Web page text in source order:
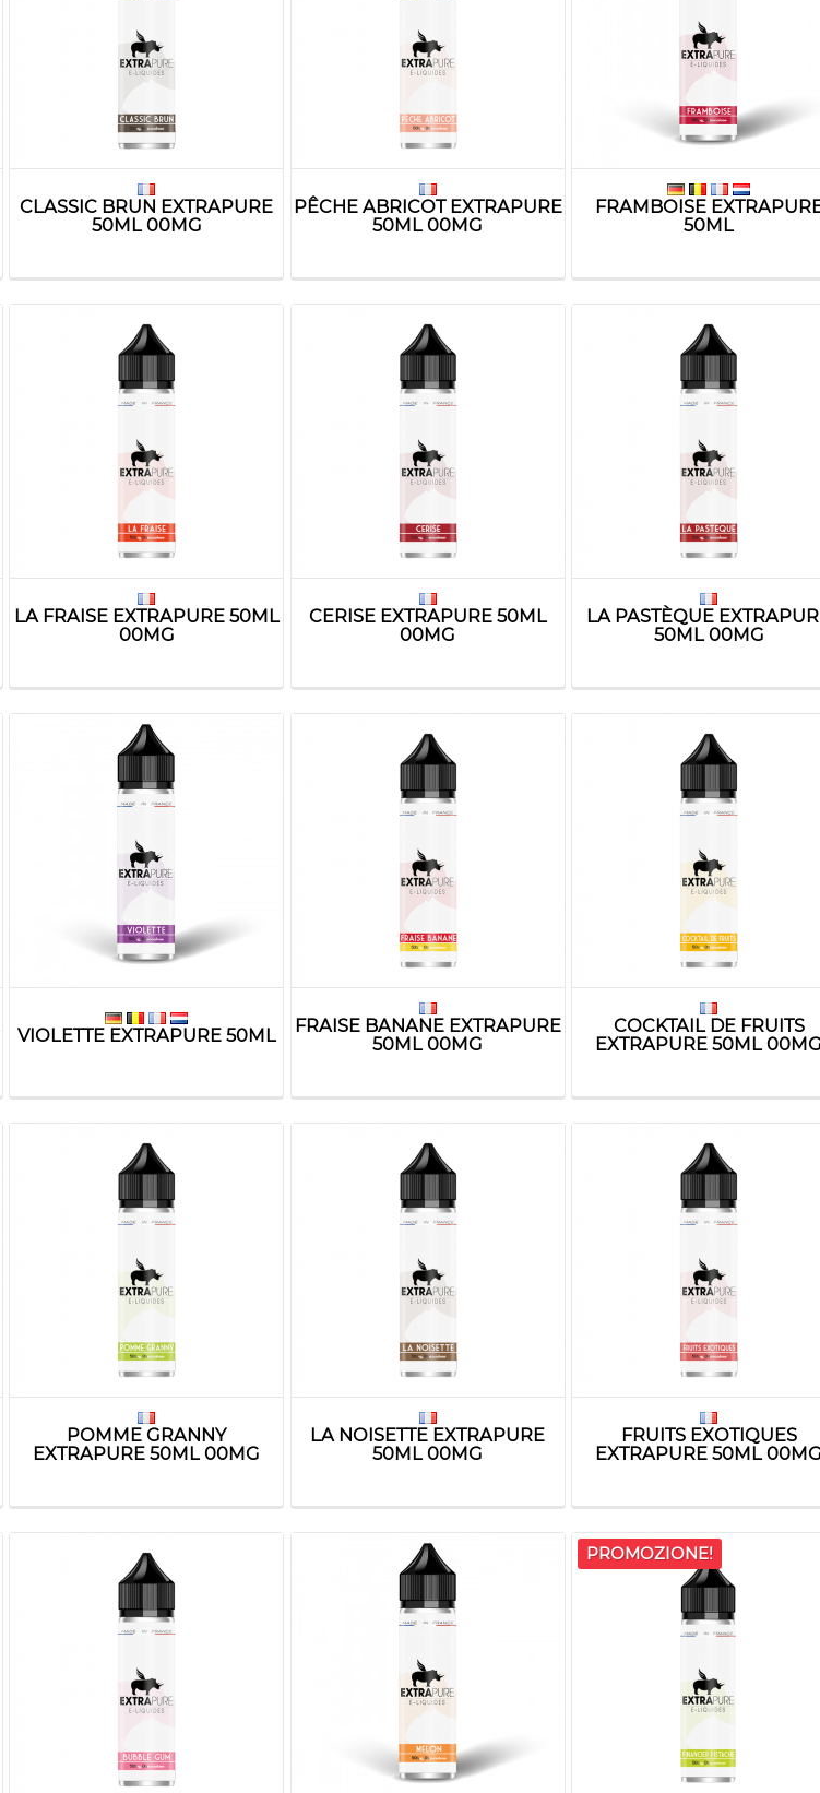
CLASSIC BRUN EXTRAPURE
50ML 00MG
PÊCHE ABRICOT EXTRAPURE
50ML 00MG
FRAMBOISE
50ML
LA FRAISE EXTRAPURE 50ML
00MG
CERISE EXTRAPURE 50ML
00MG
LA PASTÈQUE
50ML 00MG
VIOLETTE EXTRAPURE 50ML
FRAISE BANANE EXTRAPURE
50ML 00MG
COCKTAIL DE FRUITS
EXTRAPURE 50ML
POMME GRANNY
EXTRAPURE 50ML 00MG
LA NOISETTE EXTRAPURE
50ML 00MG
FRUITS EXOTIQUES
EXTRAPURE 50ML
PROMOZIONE!